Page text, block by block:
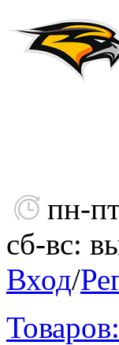
пн-
сб-вс:
Вход/
Товаров: